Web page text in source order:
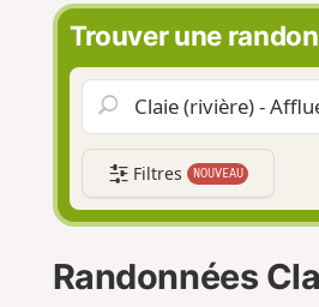
Trouver une
Filtres NOUVEAU
Randonnées